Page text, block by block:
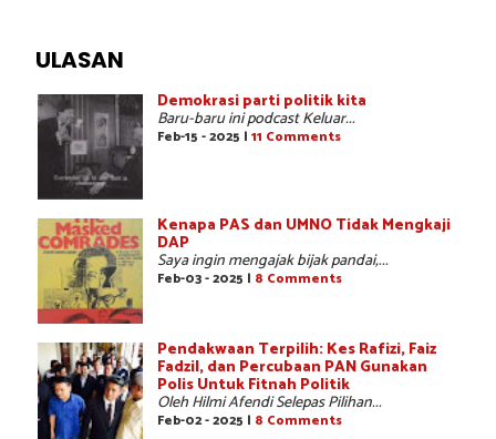
ULASAN
Demokrasi parti politik kita
Baru-baru ini podcast Keluar...
Feb-15 - 2025 | 11 Comments
Kenapa PAS dan UMNO Tidak Mengkaji
DAP
Saya ingin mengajak bijak pandai,...
Feb-03 - 2025 | 8 Comments
Pendakwaan Terpilih: Kes Rafizi, Faiz
Fadzil, dan Percubaan PAN Gunakan
Polis Untuk Fitnah Politik
Oleh Hilmi Afendi Selepas Pilihan...
Feb-02 - 2025 | 8 Comments